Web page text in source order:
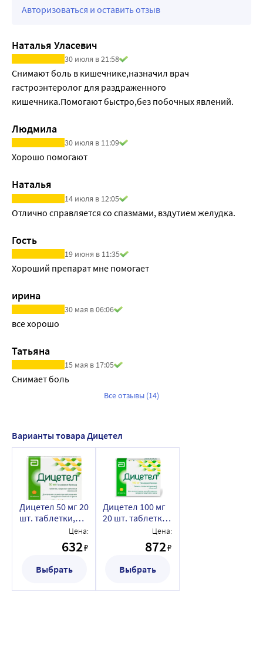
Авторизоваться и оставить отзыв
Наталья Уласевич
30 июля в 21:58
Снимают боль в кишечнике,назначил врач
гастроэнтеролог для раздраженного
кишечника.Помогают быстро,без побочных явлений.
Людмила
30 июля в 11:09
Хорошо помогают
Наталья
14 июля в 12:05
Отлично справляется со спазмами, вздутием желудка.
Гость
19 июня в 11:35
Хороший препарат мне помогает
ирина
30 мая в 06:06
все хорошо
Татьяна
15 мая в 17:05
Снимает боль
Все отзывы (14)
Варианты товара Дицетел
Дицетел 50 мг 20
шт. таблетки,
пленочной
оболочкой
Цена:
632₽
Выбрать
Дицетел 100 мг
20 шт. таблетки,
пленочной
оболочкой
Цена:
872₽
Выбрать